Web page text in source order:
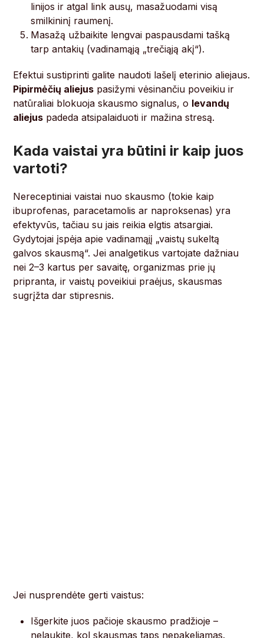
linijos ir atgal link ausų, masažuodami visą
smilkininį raumenį.
Masažą užbaikite lengvai paspausdami tašką
tarp antakių (vadinamąją „trečiąją akį“).
Efektui sustiprinti galite naudoti lašelį eterinio aliejaus.
Pipirmėčių aliejus pasižymi vėsinančiu poveikiu ir
natūraliai blokuoja skausmo signalus, o levandų
aliejus padeda atsipalaiduoti ir mažina stresą.
Kada vaistai yra būtini ir kaip juos
vartoti?
Nereceptiniai vaistai nuo skausmo (tokie kaip
ibuprofenas, paracetamolis ar naproksenas) yra
efektyvūs, tačiau su jais reikia elgtis atsargiai.
Gydytojai įspėja apie vadinamąjį „vaistų sukeltą
galvos skausmą“. Jei analgetikus vartojate dažniau
nei 2–3 kartus per savaitę, organizmas prie jų
pripranta, ir vaistų poveikiui praėjus, skausmas
sugrįžta dar stipresnis.
Jei nusprendėte gerti vaistus:
Išgerkite juos pačioje skausmo pradžioje –
nelaukite, kol skausmas taps nepakeliamas.